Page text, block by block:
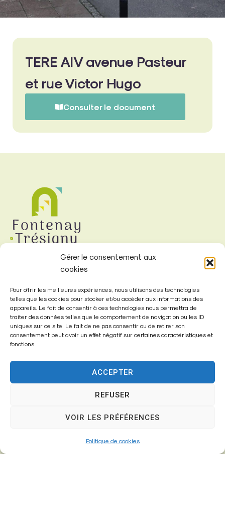
Gérer le consentement aux
cookies
Pour offrir les meilleures expériences, nous utilisons des technologies
telles que les cookies pour stocker et/ou accéder aux informations des
appareils. Le fait de consentir à ces technologies nous permettra de
traiter des données telles que le comportement de navigation ou les ID
uniques sur ce site. Le fait de ne pas consentir ou de retirer son
consentement peut avoir un effet négatif sur certaines caractéristiques et
fonctions.
ACCEPTER
REFUSER
VOIR LES PRÉFÉRENCES
Politique de cookies
TERE AIV avenue Pasteur
et rue Victor Hugo
Consulter le document
Mairie de
Fontenay-Trésigny
Mairie,
26 Av. du Général de Gaulle
01 64 25 90 67
mairie@fontenay-tresigny.fr